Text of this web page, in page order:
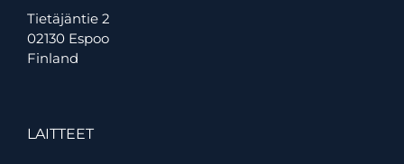
Tietäjäntie 2
02130 Espoo
Finland
LAITTEET